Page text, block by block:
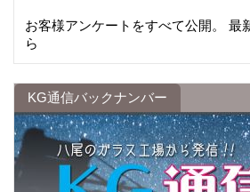
お客様アンケートをすべて公開。 最
ら
KG通信バックナンバー